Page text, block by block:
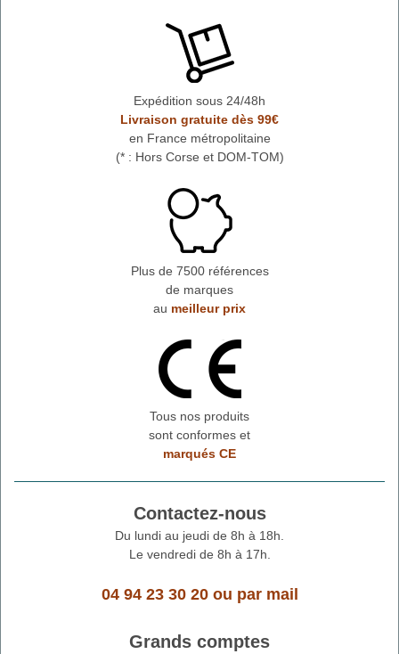
Expédition sous 24/48h
Livraison gratuite dès 99€
en France métropolitaine
(* : Hors Corse et DOM-TOM)
Plus de 7500 références
de marques
au meilleur prix
Tous nos produits
sont conformes et
marqués CE
Contactez-nous
Du lundi au jeudi de 8h à 18h.
Le vendredi de 8h à 17h.
04 94 23 30 20ou par mail
Grands comptes